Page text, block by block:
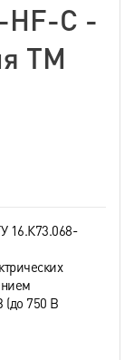
С -
ТМ
16.К73.068-
(до 750 В